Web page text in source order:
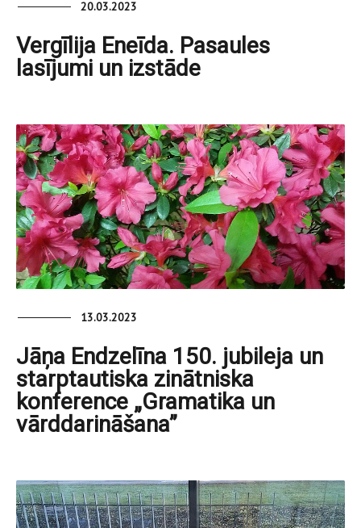
20.03.2023
Vergīlija Eneīda. Pasaules
lasījumi un izstāde
13.03.2023
Jāņa Endzelīna 150. jubileja un
starptautiska zinātniska
konference „Gramatika un
vārddarināšana”